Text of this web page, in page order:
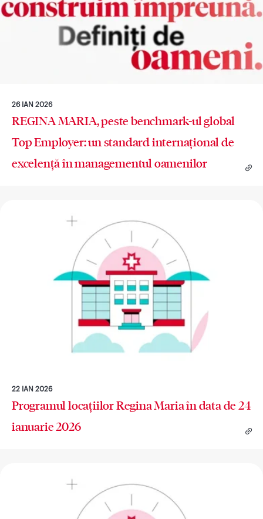
26 IAN 2026
REGINA MARIA, peste benchmark-ul global
Top Employer: un standard internațional de
excelență în managementul oamenilor
22 IAN 2026
Programul locațiilor Regina Maria în data de 24
ianuarie 2026